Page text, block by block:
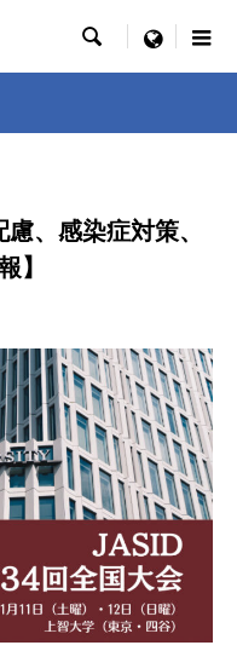
 menu
、感染症対策、
】